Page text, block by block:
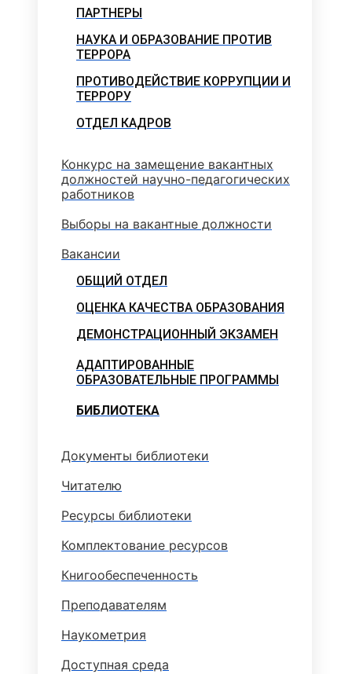
ПАРТНЕРЫ
НАУКА И ОБРАЗОВАНИЕ ПРОТИВ
ТЕРРОРА
ПРОТИВОДЕЙСТВИЕ КОРРУПЦИИ И
ТЕРРОРУ
ОТДЕЛ КАДРОВ
Конкурс на замещение вакантных
должностей научно-педагогических
работников
Выборы на вакантные должности
Вакансии
ОБЩИЙ ОТДЕЛ
ОЦЕНКА КАЧЕСТВА ОБРАЗОВАНИЯ
ДЕМОНСТРАЦИОННЫЙ ЭКЗАМЕН
АДАПТИРОВАННЫЕ
ОБРАЗОВАТЕЛЬНЫЕ ПРОГРАММЫ
БИБЛИОТЕКА
Документы библиотеки
Читателю
Ресурсы библиотеки
Комплектование ресурсов
Книгообеспеченность
Преподавателям
Наукометрия
Доступная среда